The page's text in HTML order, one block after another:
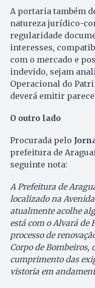
A portaria também
natureza jurídico-
regularidade
interesses,
com o mercado e
indevido, sejam
Operacional do
deverá emitir
O outro lado
Procurada pelo
prefeitura de
seguinte nota:
A Prefeitura de
localizado na
atualmente acolhe
está com o Alvará de
processo de
Corpo de Bombeiros,
cumprimento das
vistoria em